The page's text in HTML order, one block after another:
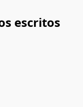
escritos